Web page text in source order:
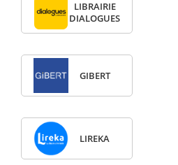
LIBRAIRIE
DIALOGUES
GIBERT
LIREKA